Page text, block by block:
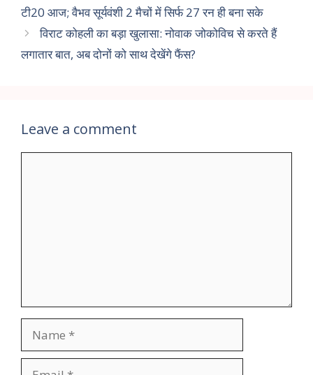
टी20 आज; वैभव सूर्यवंशी 2 मैचों में सिर्फ 27 रन ही बना सके
विराट कोहली का बड़ा खुलासा: नोवाक जोकोविच से करते हैं
लगातार बात, अब दोनों को साथ देखेंगे फैंस?
Leave a comment